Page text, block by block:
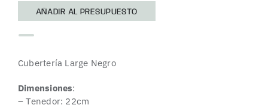
AÑADIR AL PRESUPUESTO
Cubertería Large Negro
Dimensiones:
– Tenedor: 22cm